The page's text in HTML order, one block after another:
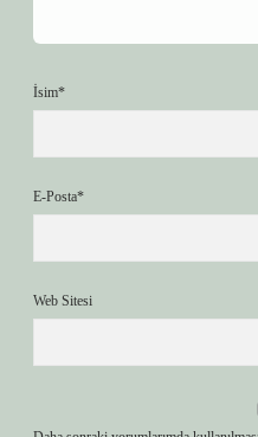
İsim*
E-Posta*
Web Sitesi